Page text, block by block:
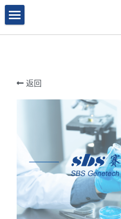
产品与服务
冻干微球
Cell-Free蛋白表达系统
寡核苷酸合成
DNA分子量标准
RNA相关
生化试剂
肽核酸（PNA）
桥核酸（BNA）
Morpholino
Phosphoramidites
POCT解决方案
DNA Free酶
恒温扩增
恒温扩增
RPA
LAMP
CRISPR基因编辑
CRISPR Gene
Arrayed CRISPR
快速检测试纸系统
CRISPRclean®
CRISPRclean®技术
合成生物
合成生物解决方案
共创佳绩 - 期刊
共创佳绩 - 机构
法律声明
联系我们
登录
搜索
简体中文
返回
Cell-Free蛋白表达
DNA-Free酶
PNA单体
DNA-Free酶